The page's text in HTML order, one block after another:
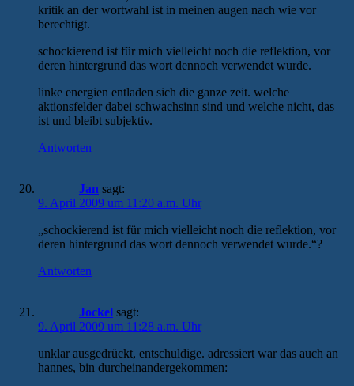
kritik an der wortwahl ist in meinen augen nach wie vor
berechtigt.
schockierend ist für mich vielleicht noch die reflektion, vor
deren hintergrund das wort dennoch verwendet wurde.
linke energien entladen sich die ganze zeit. welche
aktionsfelder dabei schwachsinn sind und welche nicht, das
ist und bleibt subjektiv.
Antworten
Jan sagt:
9. April 2009 um 11:20 a.m. Uhr
„schockierend ist für mich vielleicht noch die reflektion, vor
deren hintergrund das wort dennoch verwendet wurde.“?
Antworten
Jockel sagt:
9. April 2009 um 11:28 a.m. Uhr
unklar ausgedrückt, entschuldige. adressiert war das auch an
hannes, bin durcheinandergekommen: